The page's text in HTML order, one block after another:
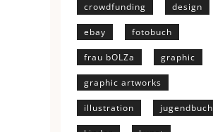
crowdfunding design
ebay fotobuch
frau bOLZa graphic
graphic artworks
illustration jugendbuch